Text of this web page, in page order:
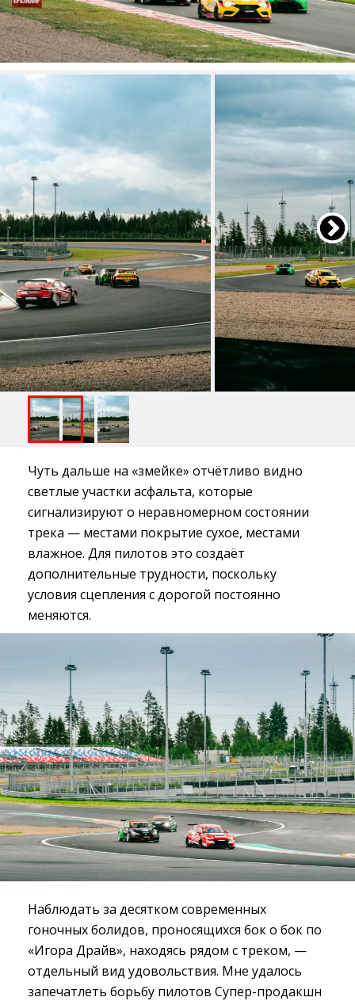
Чуть дальше на «змейке» отчётливо видно
светлые участки асфальта, которые
сигнализируют о неравномерном состоянии
трека — местами покрытие сухое, местами
влажное. Для пилотов это создаёт
дополнительные трудности, поскольку
условия сцепления с дорогой постоянно
меняются.
Наблюдать за десятком современных
гоночных болидов, проносящихся бок о бок по
«Игора Драйв», находясь рядом с треком, —
отдельный вид удовольствия. Мне удалось
запечатлеть борьбу пилотов Супер-продакшн